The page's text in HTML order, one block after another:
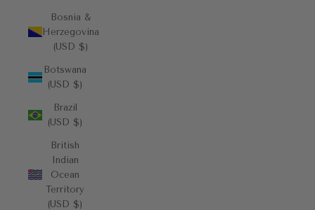
Bosnia &
Herzegovina
(USD $)
Botswana
(USD $)
Brazil
(USD $)
British
Indian
Ocean
Territory
(USD $)